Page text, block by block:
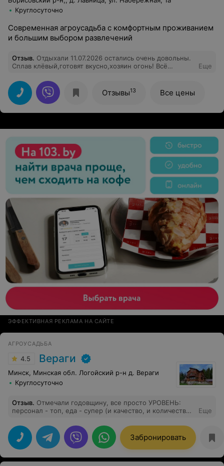
Круглосуточно
Современная агроусадьба с комфортным проживанием
и большим выбором развлечений
Отзыв. Отдыхали 11.07.2026 остались очень довольны.
Сплав клёвый,готовят вкусно,хозяин огонь! Всё
восторге. Сын рулил всё 12 км. Спасибо вам огромное,
за крутяцкий отдых.
Еще
Отзывы13 Все цены
ЭФФЕКТИВНАЯ РЕКЛАМА НА САЙТЕ
АГРОУСАДЬБА
4.5 Вераги
Минск, Минская обл. Логойский р-н д. Вераги
Круглосуточно
Отзыв. Отмечали годовщину, все просто УРОВЕНЬ:
персонал - топ, еда - супер (и качество, и количество),
целом - класс!!! Спасибо за прекрасное
времяпрепровождение!!! Гости просто в восторге!!!
Еще
Забронировать